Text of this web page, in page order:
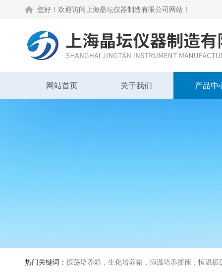
您好！欢迎访问上海晶坛仪器制造有限公司网站！
网站首页 关于我们 产品中
热门关键词： 振荡培养箱，生化培养箱，恒温培养摇床，恒温振荡器